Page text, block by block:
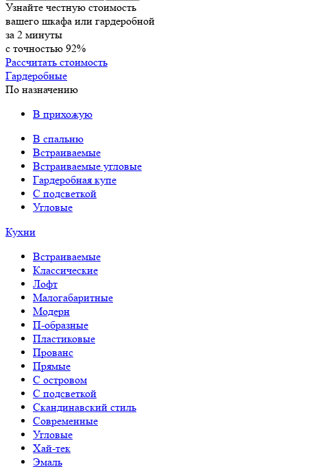
Узнайте честную стоимость
вашего шкафа или гардеробной
за 2 минуты
с точностью 92%
Рассчитать стоимость
Гардеробные
По назначению
В прихожую
В спальню
Встраиваемые
Встраиваемые угловые
Гардеробная купе
С подсветкой
Угловые
Кухни
Встраиваемые
Классические
Лофт
Малогабаритные
Модерн
П-образные
Пластиковые
Прованс
Прямые
С островом
С подсветкой
Скандинавский стиль
Современные
Угловые
Хай-тек
Эмаль